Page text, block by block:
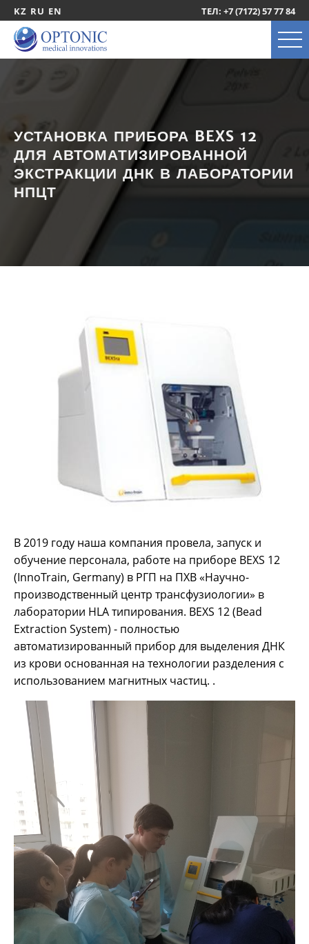
KZ RU EN ТЕЛ: +7 (7172) 57 77 84
УСТАНОВКА ПРИБОРА BEXS 12
ДЛЯ АВТОМАТИЗИРОВАННОЙ
ЭКСТРАКЦИИ ДНК В ЛАБОРАТОРИИ
НПЦТ
В 2019 году наша компания провела, запуск и
обучение персонала, работе на приборе BEXS 12
(InnoTrain, Germany) в РГП на ПХВ «Научно-
производственный центр трансфузиологии» в
лаборатории HLA типирования. BEXS 12 (Bead
Extraction System) - полностью
автоматизированный прибор для выделения ДНК
из крови основанная на технологии разделения с
использованием магнитных частиц. .